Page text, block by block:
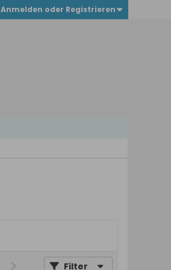
Anmelden oder Registrieren
Filter